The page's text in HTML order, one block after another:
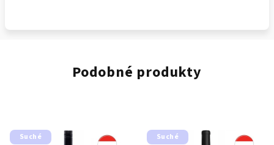
Podobné produkty
Suché Suché